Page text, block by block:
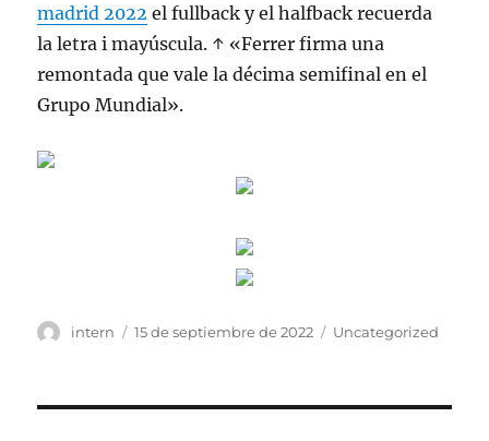
madrid 2022 el fullback y el halfback recuerda
la letra i mayúscula. ↑ «Ferrer firma una
remontada que vale la décima semifinal en el
Grupo Mundial».
Autor
intern
Publicado
15 de septiembre de 2022 Categorías
Uncategorized